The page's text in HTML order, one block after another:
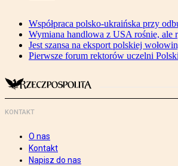
Współpraca polsko-ukraińska przy
Wymiana handlowa z USA rośnie, ale
Jest szansa na eksport polskiej
Pierwsze forum rektorów uczelni
KONTAKT
O nas
Kontakt
Napisz do nas